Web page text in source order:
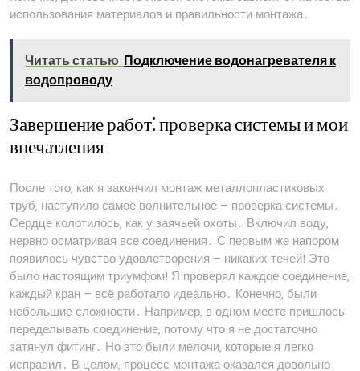
использования материалов и правильности монтажа․
Читать статью Подключение водонагревателя к
водопроводу
Завершение работ⁚ проверка системы и мои
впечатления
После того‚ как я закончил монтаж металлопластиковых
труб‚ наступило самое волнительное – проверка системы․
Сердце колотилось‚ как у заячьей охоты․ Включил воду‚
нервно осматривая все соединения․ С первым же напором
появилось чувство удовлетворения – никаких течей! Это
было настоящим триумфом! Я проверял каждое соединение‚
каждый кран – всё работало идеально․ Конечно‚ были
небольшие сложности․ Например‚ в одном месте пришлось
переделывать соединение‚ потому что я не достаточно
затянул фитинг․ Но это были мелочи‚ которые я легко
исправил․ В целом‚ процесс монтажа оказался довольно